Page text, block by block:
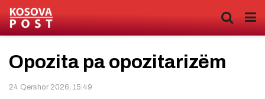
Opozita pa opozitarizëm
24 Qershor 2026, 15:49